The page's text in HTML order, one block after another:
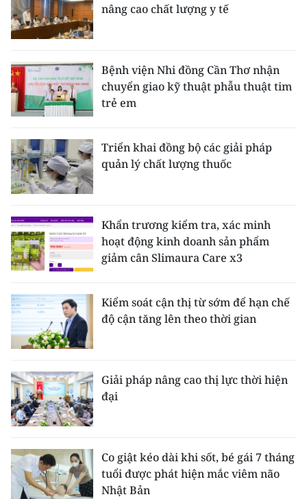
nâng cao chất lượng y tế
Bệnh viện Nhi đồng Cần Thơ nhận
chuyển giao kỹ thuật phẫu thuật tim
trẻ em
Triển khai đồng bộ các giải pháp
quản lý chất lượng thuốc
Khẩn trương kiểm tra, xác minh
hoạt động kinh doanh sản phẩm
giảm cân Slimaura Care x3
Kiểm soát cận thị từ sớm để hạn chế
độ cận tăng lên theo thời gian
Giải pháp nâng cao thị lực thời hiện
đại
Co giật kéo dài khi sốt, bé gái 7 tháng
tuổi được phát hiện mắc viêm não
Nhật Bản